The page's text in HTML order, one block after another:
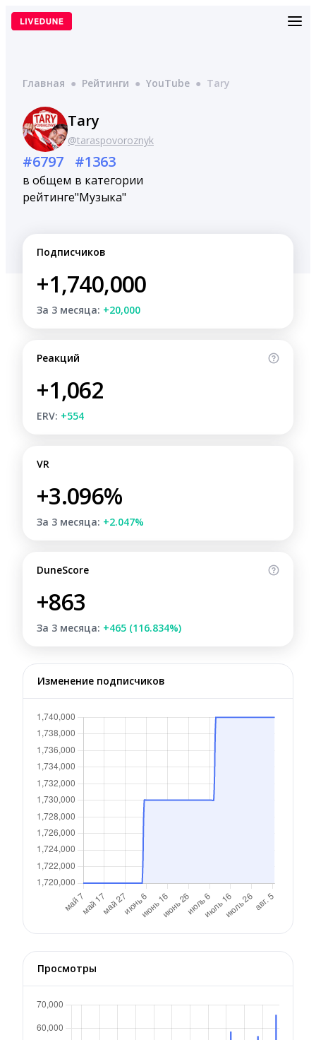
Перейти
Главная ● Рейтинги ● YouTube ● Tary
Tary
@taraspovoroznyk
#6797
в общем
рейтинге
#1363
в категории
"Музыка"
Подписчиков
+1,740,000
За 3 месяца: +20,000
Реакций
+1,062
ERV: +554
VR
+3.096%
За 3 месяца: +2.047%
DuneScore
+863
За 3 месяца: +465 (116.834%)
Изменение подписчиков
Просмотры